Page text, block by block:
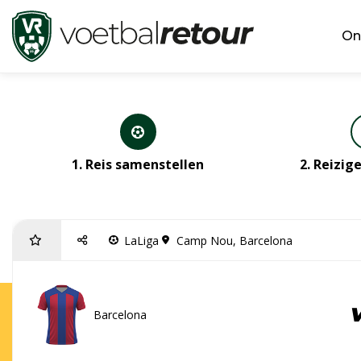
1. Reis samenstellen 2.
LaLiga Camp Nou, Barcelona
Barcelona